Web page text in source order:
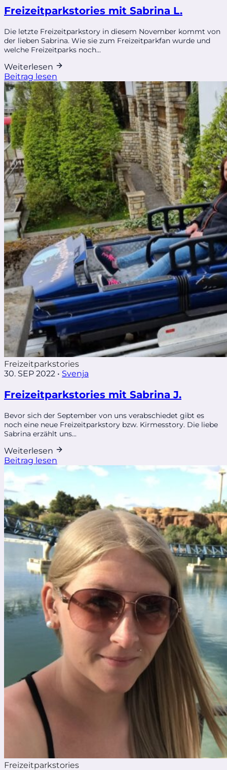
Freizeitparkstories mit Sabrina L.
Die letzte Freizeitparkstory in diesem November kommt von
der lieben Sabrina. Wie sie zum Freizeitparkfan wurde und
welche Freizeitparks noch...
Weiterlesen
Beitrag lesen
Freizeitparkstories
30. SEP 2022 • Svenja
Freizeitparkstories mit Sabrina J.
Bevor sich der September von uns verabschiedet gibt es
noch eine neue Freizeitparkstory bzw. Kirmesstory. Die liebe
Sabrina erzählt uns...
Weiterlesen
Beitrag lesen
Freizeitparkstories